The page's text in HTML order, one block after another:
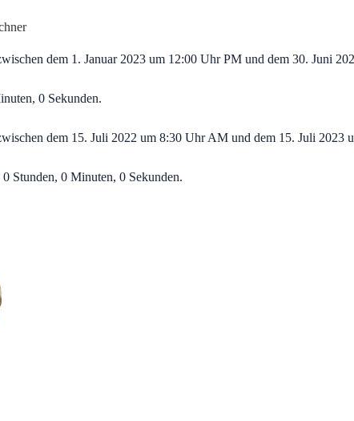
dem 1. Januar 2023 um 12:00 Uhr PM und dem 30. Juni
0 Sekunden.
dem 15. Juli 2022 um 8:30 Uhr AM und dem 15. Juli 2023
Stunden, 0 Minuten, 0 Sekunden.